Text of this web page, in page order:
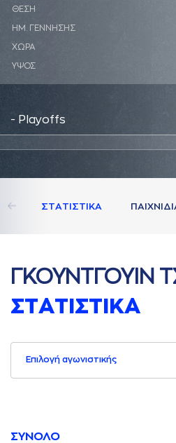
ΘΕΣΗ
ΗΜ. ΓΕΝΝΗΣΗΣ
ΧΩΡΑ
ΥΨΟΣ
- Playoffs
ΣΤAΤΙΣΤΙΚA
ΓΚΟΥΝΤΓΟΥΙΝ
ΣΤAΤΙΣΤΙΚA
Επιλογή αγωνιστικής
ΣΥΝΟΛΟ